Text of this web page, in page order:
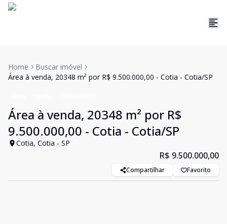
Home
Buscar imóvel
Área à venda, 20348 m² por R$ 9.500.000,00 - Cotia - Cotia/SP
Área à venda, 20348 m² por R$
9.500.000,00 - Cotia - Cotia/SP
Cotia, Cotia - SP
R$ 9.500.000,00
Compartilhar Favorito